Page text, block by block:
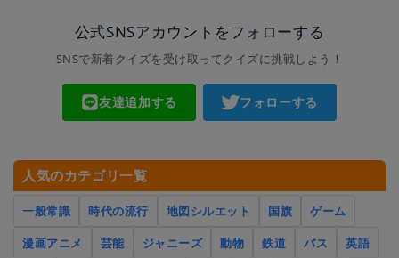
公式SNSアカウントをフォローする
SNSで新着クイズを受け取ってクイズに挑戦しよう！
友達追加する フォローする
人気のカテゴリ一覧
一般常識 時代の流行 地図シルエット 国旗
ゲーム
漫画アニメ
芸能 ジャニーズ 動物 鉄道 バス
英語